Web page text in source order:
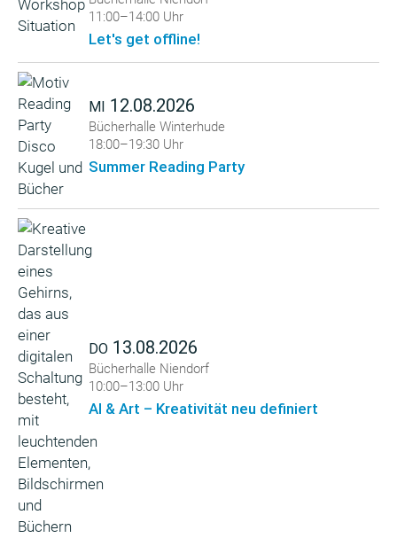
11:00–14:00 Uhr
Let's get offline!
MI 12.08.2026
Bücherhalle Winterhude
18:00–19:30 Uhr
Summer Reading Party
DO 13.08.2026
Bücherhalle Niendorf
10:00–13:00 Uhr
AI & Art – Kreativität neu definiert